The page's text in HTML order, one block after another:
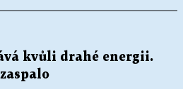
kvůli drahé energii.